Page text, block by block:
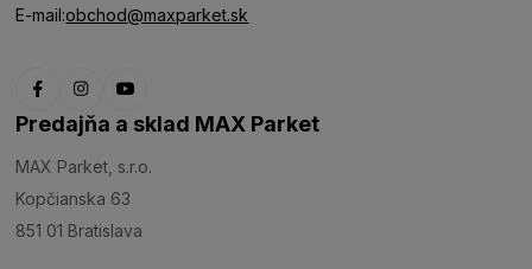
E-mail:obchod@maxparket.sk
Predajňa a sklad MAX Parket
MAX Parket, s.r.o.
Kopčianska 63
851 01 Bratislava